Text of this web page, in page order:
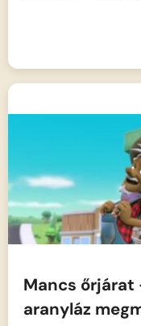
Mancs őrjárat
aranyláz